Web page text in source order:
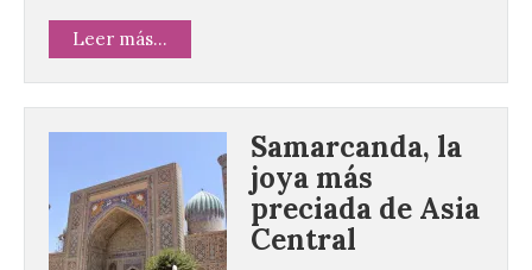
Leer más...
Samarcanda, la
joya más
preciada de Asia
Central